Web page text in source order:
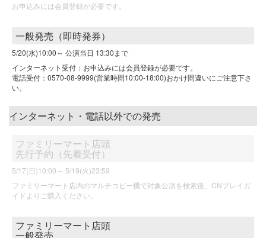
お申込みには会員登録が必要です。
一般発売（即時発券）
5/20(水)10:00～ 公演当日 13:30まで
インターネット受付：お申込みには会員登録が必要です。
電話受付：0570-08-9999(営業時間10:00-18:00)おかけ間違いにご注意下さ
い。
インターネット・電話以外での発売
ファミリーマート店頭
先行予約（先着受付）
5/17(日)10:00～ 5/19(火)23:59
ファミリーマート店内のマルチコピー機で対象公演を検索後、CNプレイガ
イドよりご購入ください。
ファミリーマート店頭